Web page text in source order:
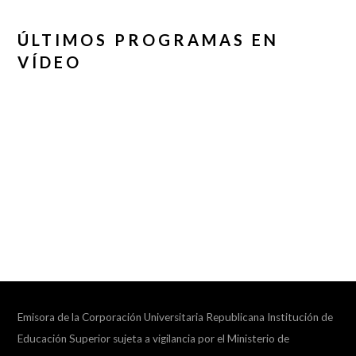
ÚLTIMOS PROGRAMAS EN
VÍDEO
Emisora de la Corporación Universitaria Republicana Institución de
Educación Superior sujeta a vigilancia por el Ministerio de